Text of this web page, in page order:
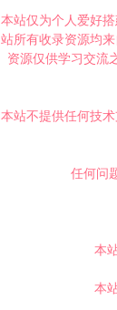
本站仅为个人爱好
站所有收录资源均
资源仅供学习交流
本站不提供任何技
任何问
本
本